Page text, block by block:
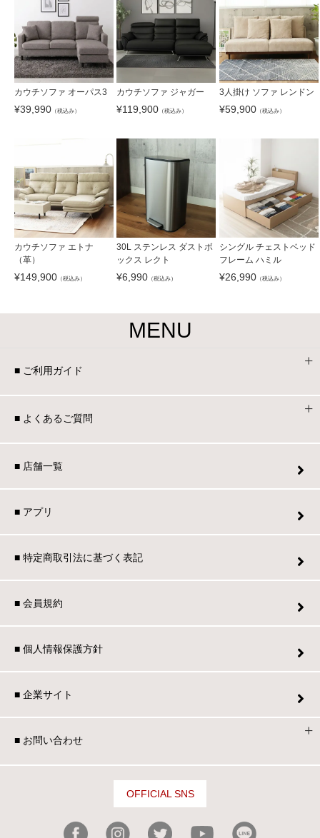
カウチソファ オーパス3
¥39,990 （税込み）
カウチソファ ジャガー
¥119,900 （税込み）
3人掛け ソファ レンドン
¥59,900（税込み）
カウチソファ エトナ
（革）
¥149,900 （税込み）
30L ステンレス ダストボ
ックス レクト
¥6,990 （税込み）
シングル チェストベッド
フレーム ハミル
¥26,990（税込み）
MENU
■ ご利用ガイド
■ よくあるご質問
■ 店舗一覧
■ アプリ
■ 特定商取引法に基づく表記
■ 会員規約
■ 個人情報保護方針
■ 企業サイト
■ お問い合わせ
OFFICIAL SNS